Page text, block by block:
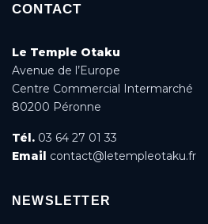
CONTACT
Le Temple Otaku
Avenue de l’Europe
Centre Commercial Intermarché
80200 Péronne
Tél. 03 64 27 01 33
Email contact@letempleotaku.fr
NEWSLETTER